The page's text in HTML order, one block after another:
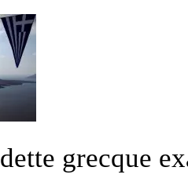
grecque